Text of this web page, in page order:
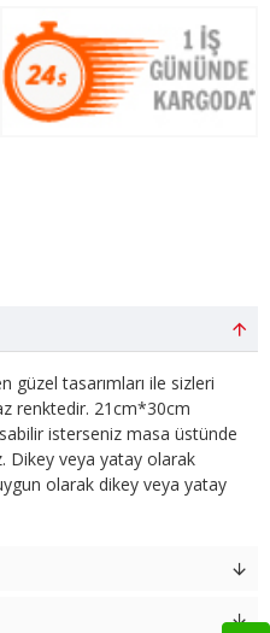
güzel tasarımları ile sizleri
renktedir. 21cm*30cm
isterseniz masa üstünde
Dikey veya yatay olarak
olarak dikey veya yatay